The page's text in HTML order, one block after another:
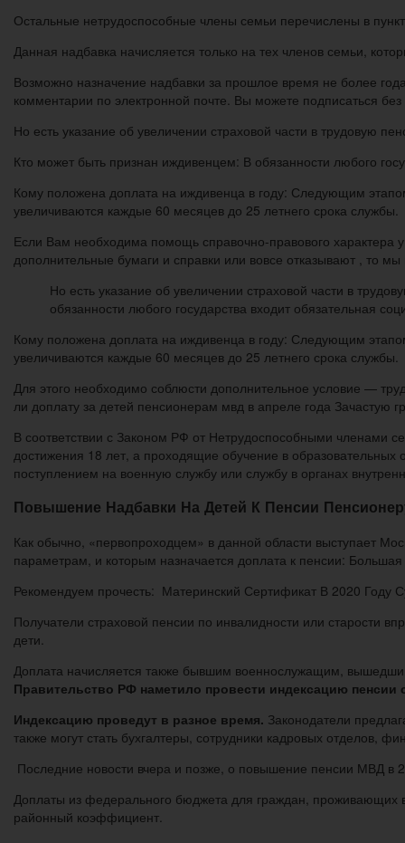
Остальные нетрудоспособные члены семьи перечислены в
Данная надбавка начисляется только на тех членов семьи,
Возможно назначение надбавки за прошлое время не более
комментарии по электронной почте. Вы можете подписаться
Но есть указание об увеличении страховой части в трудовую
Кто может быть признан иждивенцем: В обязанности любого
Кому положена доплата на иждивенца в году: Следующим
увеличиваются каждые 60 месяцев до 25 летнего срока службы.
Если Вам необходима помощь справочно-правового
дополнительные бумаги и справки или вовсе отказывают , то
Но есть указание об увеличении страховой части в
обязанности любого государства входит обязательная
Кому положена доплата на иждивенца в году: Следующим
увеличиваются каждые 60 месяцев до 25 летнего срока службы.
Для этого необходимо соблюсти дополнительное условие —
ли доплату за детей пенсионерам мвд в апреле года
В соответствии с Законом РФ от Нетрудоспособными членами
достижения 18 лет, а проходящие обучение в
поступлением на военную службу или службу в органах
Повышение Надбавки На Детей К Пенсии
Как обычно, «первопроходцем» в данной области выступает
параметрам, и которым назначается доплата к пенсии:
Рекомендуем прочесть: Материнский Сертификат В 2020 Году
Получатели страховой пенсии по инвалидности или старости
дети.
Доплата начисляется также бывшим военнослужащим,
Правительство РФ наметило провести индексацию
Индексацию проведут в разное время. Законодатели
также могут стать бухгалтеры, сотрудники кадровых отделов,
Последние новости вчера и позже, о повышение пенсии МВД в
Доплаты из федерального бюджета для граждан, проживающих
районный коэффициент.